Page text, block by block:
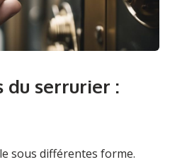
du serrurier :
sous différentes forme.